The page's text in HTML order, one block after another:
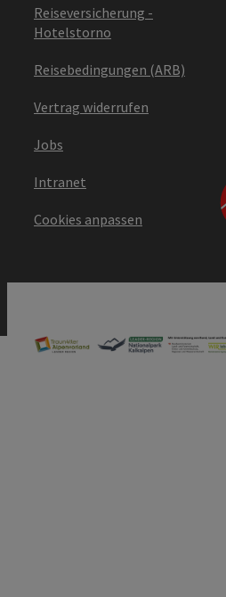
Reiseversicherung -
Hotelstorno
Reisebedingungen (ARB)
Vertrag widerrufen
Jobs
Intranet
Cookies anpassen